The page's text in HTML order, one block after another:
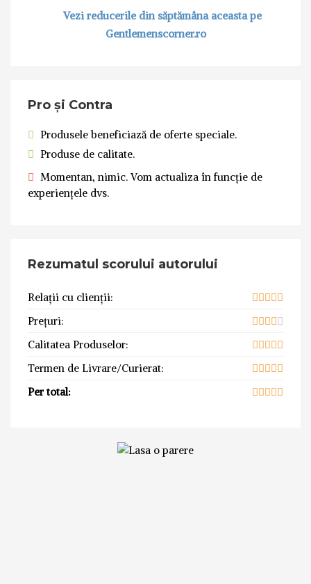
Vezi reducerile din săptămâna aceasta pe
Gentlemenscorner.ro
Pro și Contra
Produsele beneficiază de oferte speciale.
Produse de calitate.
Momentan, nimic. Vom actualiza în funcție de
experiențele dvs.
Rezumatul scorului autorului
Relații cu clienții:
Prețuri:
Calitatea Produselor:
Termen de Livrare/Curierat:
Per total: